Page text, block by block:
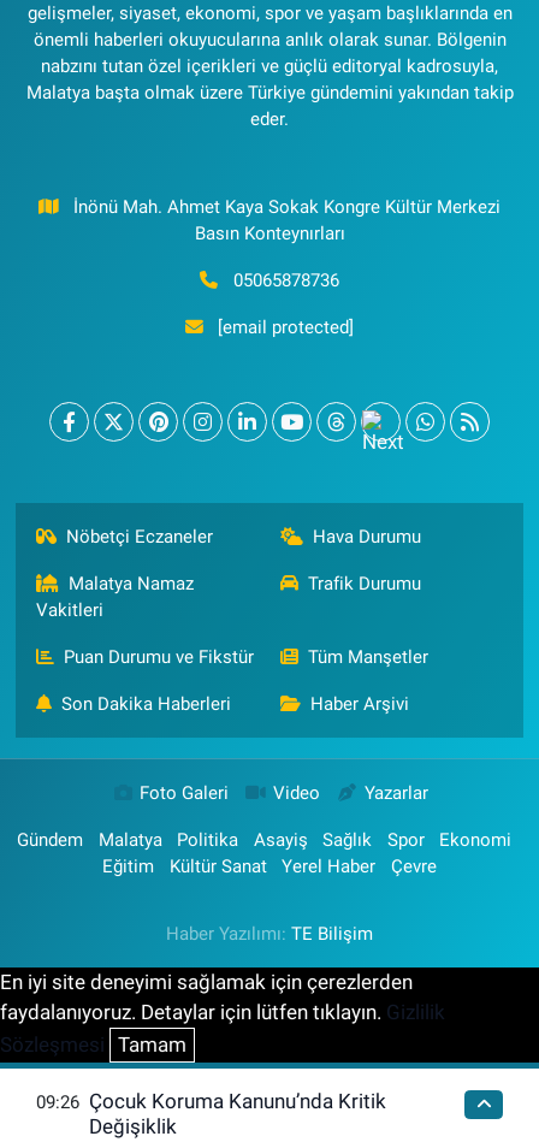
gelişmeler, siyaset, ekonomi, spor ve yaşam başlıklarında en
önemli haberleri okuyucularına anlık olarak sunar. Bölgenin
nabzını tutan özel içerikleri ve güçlü editoryal kadrosuyla,
Malatya başta olmak üzere Türkiye gündemini yakından takip
eder.
İnönü Mah. Ahmet Kaya Sokak Kongre Kültür Merkezi
Basın Konteynırları
05065878736
[email protected]
Nöbetçi Eczaneler Hava Durumu
Malatya Namaz
Vakitleri
Trafik Durumu
Puan Durumu ve Fikstür Tüm Manşetler
Son Dakika Haberleri Haber Arşivi
Foto Galeri Video Yazarlar
Gündem Malatya Politika Asayiş Sağlık Spor
Ekonomi
Eğitim
Kültür Sanat Yerel Haber Çevre
Haber Yazılımı: TE Bilişim
En iyi site deneyimi sağlamak için çerezlerden
faydalanıyoruz. Detaylar için lütfen tıklayın. Gizlilik
Sözleşmesi Tamam
09:26 Çocuk Koruma Kanunu’nda Kritik
Değişiklik